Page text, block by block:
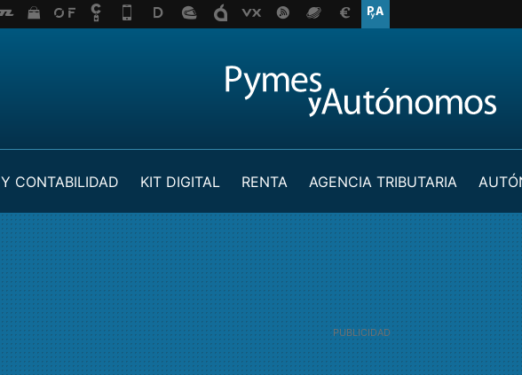
CONTABILIDAD KIT DIGITAL RENTA AGENCIA TRIBUTARIA